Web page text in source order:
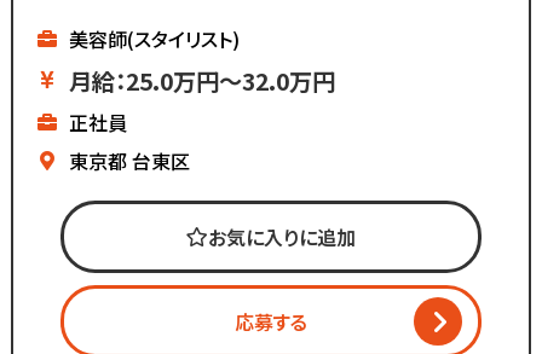
∴‥∵‥∴‥∵‥∵━━━━━━━━━━━
株式会社コーゾー美容室
━━━━━━━━━━━
創業50年を迎え、
現在都内に4店舗のサロンを
マーケティング会社出身の
2代目社長により
新しい集客方法や
時代に合わせた働き方へ
美容師(スタイリスト)
月給：25.0万円～32.0万円
正社員
東京都台東区
お気に入りに追加
応募する